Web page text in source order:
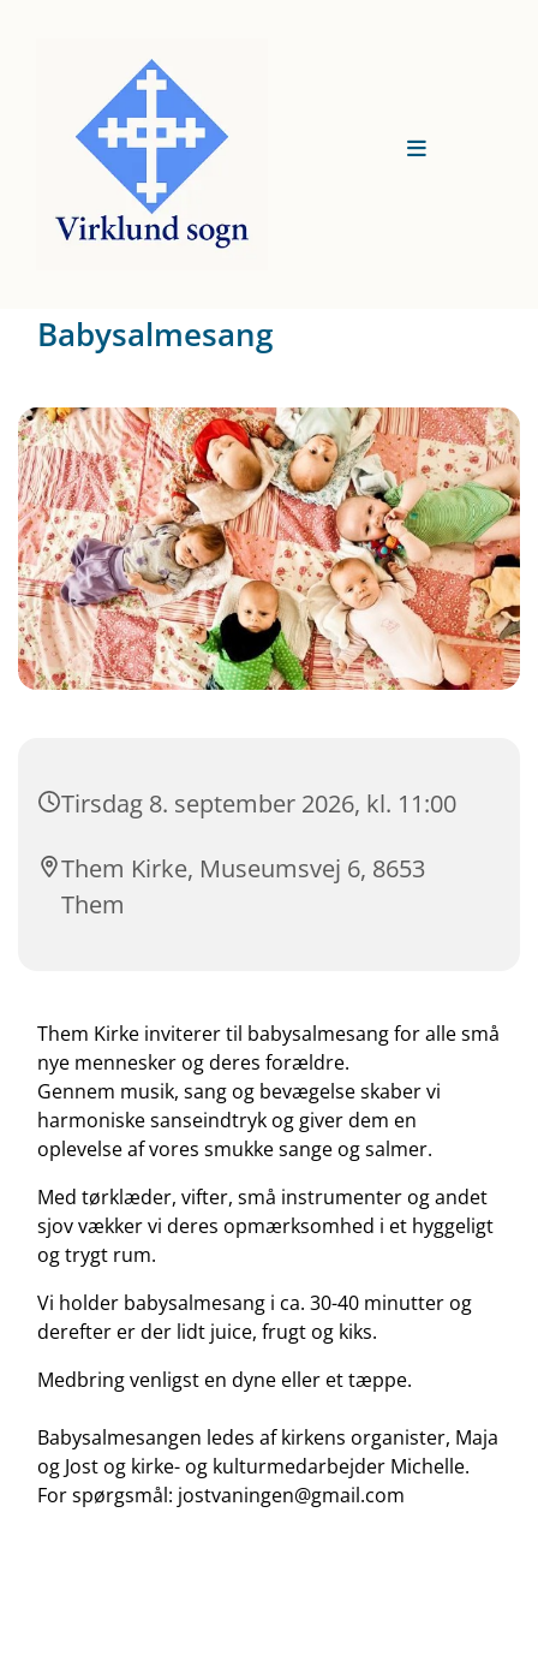
Babysalmesang
Tirsdag 8. september 2026, kl. 11:00
Them Kirke, Museumsvej 6, 8653
Them
Them Kirke inviterer til babysalmesang for alle små
nye mennesker og deres forældre.
Gennem musik, sang og bevægelse skaber vi
harmoniske sanseindtryk og giver dem en
oplevelse af vores smukke sange og salmer.
Med tørklæder, vifter, små instrumenter og andet
sjov vækker vi deres opmærksomhed i et hyggeligt
og trygt rum.
Vi holder babysalmesang i ca. 30-40 minutter og
derefter er der lidt juice, frugt og kiks.
Medbring venligst en dyne eller et tæppe.
Babysalmesangen ledes af kirkens organister, Maja
og Jost og kirke- og kulturmedarbejder Michelle.
For spørgsmål: jostvaningen@gmail.com